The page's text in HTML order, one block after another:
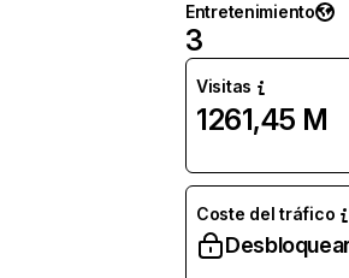
Entretenimiento
3
Visitas
1261,45 M
Coste del tráfico